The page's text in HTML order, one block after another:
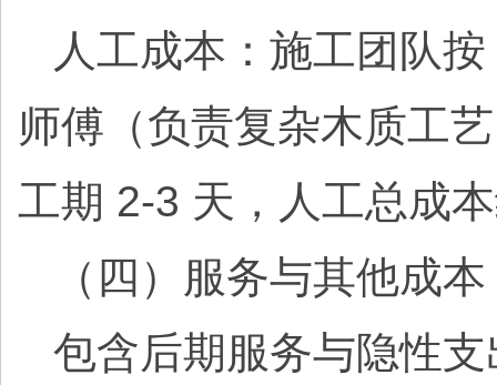
人工成本：施工团队
师傅（负责复杂木质工
工期 2-3 天，人工总成
（四）服务与其他成
包含后期服务与隐性